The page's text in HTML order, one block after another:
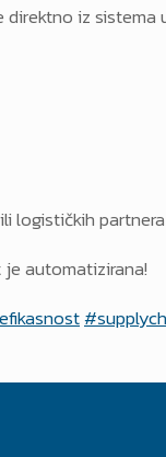
iz sistema
automatizirana!